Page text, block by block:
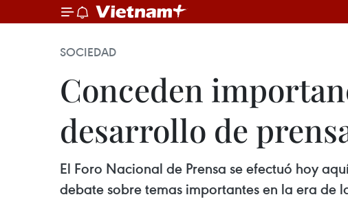
SOCIEDAD
Conceden
desarrollo de
El Foro Nacional de Prensa se efectuó hoy
debate sobre temas importantes en la era de